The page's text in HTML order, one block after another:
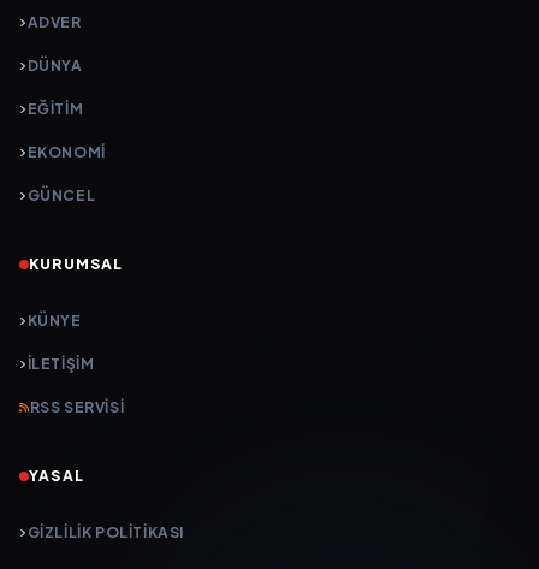
ADVER
DÜNYA
EĞİTİM
EKONOMİ
GÜNCEL
KURUMSAL
KÜNYE
İLETIŞIM
RSS SERVISI
YASAL
GIZLILIK POLITIKASI